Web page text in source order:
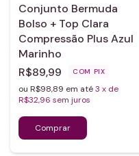
Conjunto Bermuda
Bolso + Top Clara
Compressão Plus Azul
Marinho
R$89,99
COM PIX
ou R$98,89 em até3 x de
R$32,96 sem juros